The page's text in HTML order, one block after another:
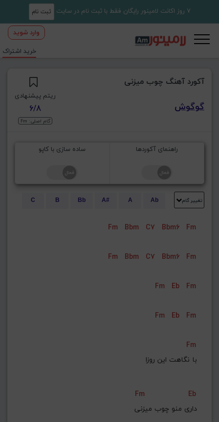
7 روز اکانت لامینور رایگان فقط با ثبت نام در سایت ثبت نام
وارد شوید
خرید اشتراک
آکورد آهنگ چوب میزنی
گوگوش
ریتم پیشنهادی
6/8
گام اصلی: Fm
راهنمای آکوردها ساده سازی با کاپو
تغییر گام Ab
A
A#
Bb
B
C
ذخیره گام
Fm Bbm C7 Bbm6 Fm
Fm Bbm C7 Bbm6 Fm
Fm Eb Fm
Fm Eb Fm
Fm
با نگاهت این روزا
Fm
Eb
داری منو چوب میزنی